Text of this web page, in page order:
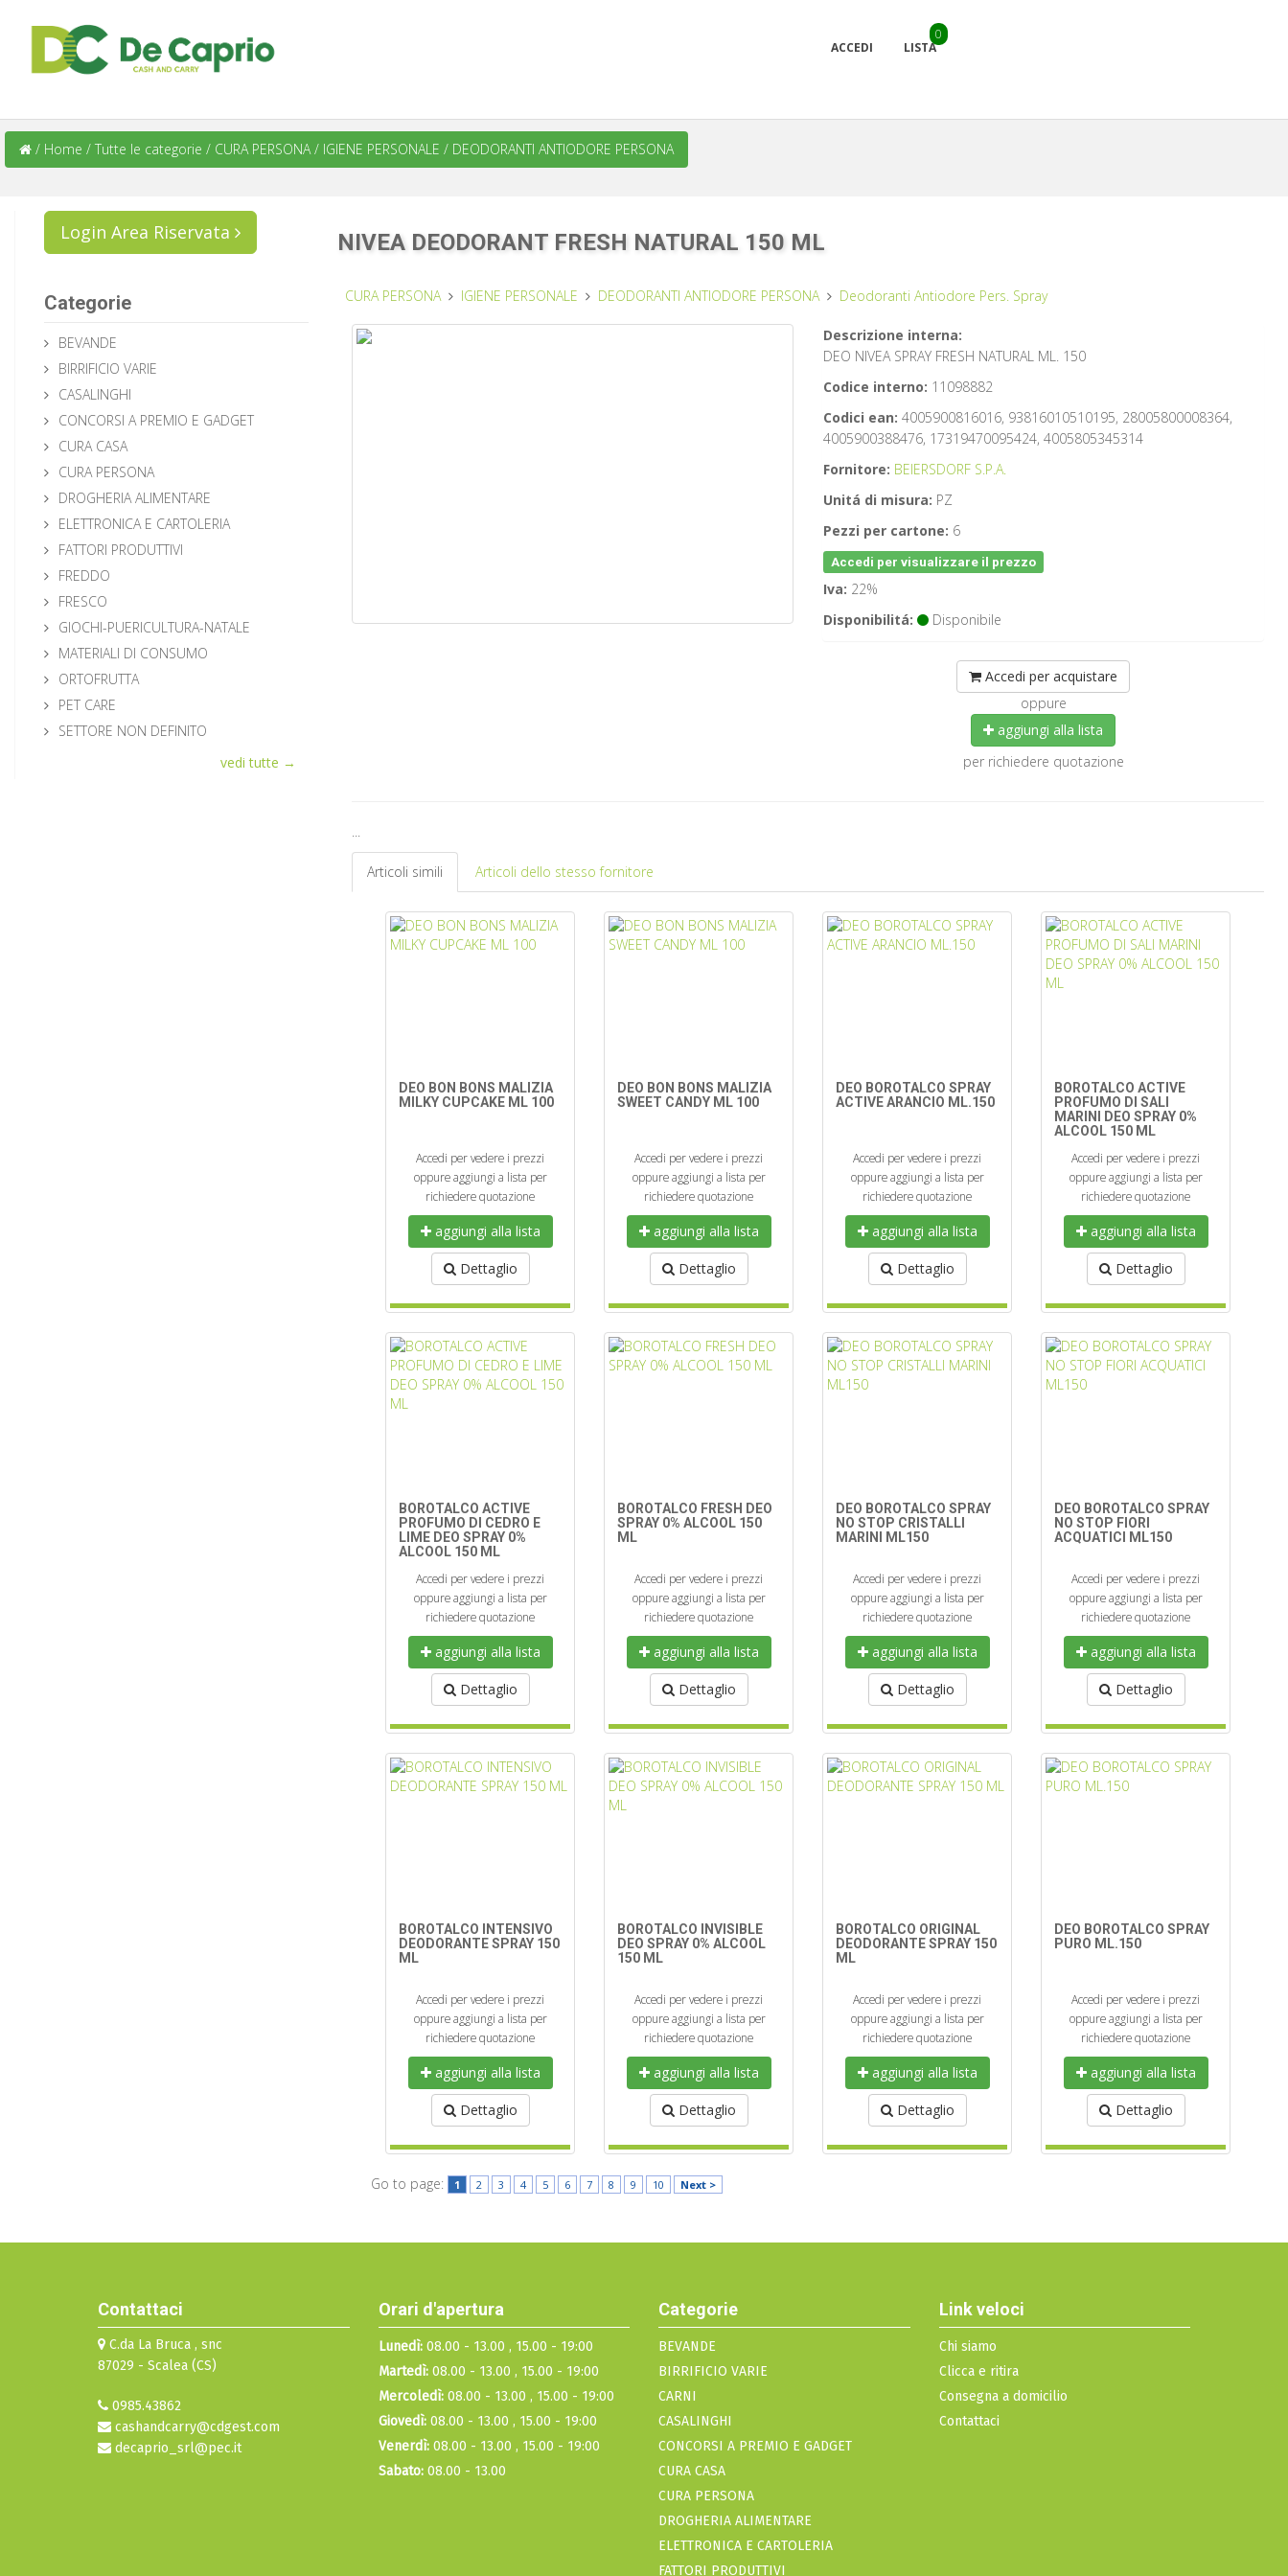
ACCEDI LISTA
0
/ Home / Tutte le categorie / CURA PERSONA/ IGIENE PERSONALE / DEODORANTI ANTIODORE PERSONA
Login Area Riservata
Categorie
BEVANDE
BIRRIFICIO VARIE
CASALINGHI
CONCORSI A PREMIO E GADGET
CURA CASA
CURA PERSONA
DROGHERIA ALIMENTARE
ELETTRONICA E CARTOLERIA
FATTORI PRODUTTIVI
FREDDO
FRESCO
GIOCHI-PUERICULTURA-NATALE
MATERIALI DI CONSUMO
ORTOFRUTTA
PET CARE
SETTORE NON DEFINITO
vedi tutte →
NIVEA DEODORANT FRESH NATURAL 150 ML
CURA PERSONA IGIENE PERSONALE DEODORANTI ANTIODORE PERSONA Deodoranti Antiodore Pers. Spray
Descrizione interna:
DEO NIVEA SPRAY FRESH NATURAL ML. 150
Codice interno: 11098882
Codici ean: 4005900816016, 93816010510195, 28005800008364,
4005900388476, 17319470095424, 4005805345314
Fornitore: BEIERSDORF S.P.A.
Unitá di misura: PZ
Pezzi per cartone: 6
Accedi per visualizzare il prezzo
Iva: 22%
Disponibilitá:
Disponibile
Accedi per acquistare
oppure
aggiungi alla lista
per richiedere quotazione
...
Articoli simili Articoli dello stesso fornitore
DEO BON BONS MALIZIA
MILKY CUPCAKE ML 100
Accedi per vedere i prezzi
oppure aggiungi a lista per
richiedere quotazione
aggiungi alla lista
Dettaglio
DEO BON BONS MALIZIA
SWEET CANDY ML 100
Accedi per vedere i prezzi
oppure aggiungi a lista per
richiedere quotazione
aggiungi alla lista
Dettaglio
DEO BOROTALCO SPRAY
ACTIVE ARANCIO ML.150
Accedi per vedere i prezzi
oppure aggiungi a lista per
richiedere quotazione
aggiungi alla lista
Dettaglio
BOROTALCO ACTIVE
PROFUMO DI SALI
MARINI DEO SPRAY 0%
ALCOOL 150 ML
Accedi per vedere i prezzi
oppure aggiungi a lista per
richiedere quotazione
aggiungi alla lista
Dettaglio
BOROTALCO ACTIVE
PROFUMO DI CEDRO E
LIME DEO SPRAY 0%
ALCOOL 150 ML
Accedi per vedere i prezzi
oppure aggiungi a lista per
richiedere quotazione
aggiungi alla lista
Dettaglio
BOROTALCO FRESH DEO
SPRAY 0% ALCOOL 150
ML
Accedi per vedere i prezzi
oppure aggiungi a lista per
richiedere quotazione
aggiungi alla lista
Dettaglio
DEO BOROTALCO SPRAY
NO STOP CRISTALLI
MARINI ML150
Accedi per vedere i prezzi
oppure aggiungi a lista per
richiedere quotazione
aggiungi alla lista
Dettaglio
DEO BOROTALCO SPRAY
NO STOP FIORI
ACQUATICI ML150
Accedi per vedere i prezzi
oppure aggiungi a lista per
richiedere quotazione
aggiungi alla lista
Dettaglio
BOROTALCO INTENSIVO
DEODORANTE SPRAY 150
ML
Accedi per vedere i prezzi
oppure aggiungi a lista per
richiedere quotazione
aggiungi alla lista
Dettaglio
BOROTALCO INVISIBLE
DEO SPRAY 0% ALCOOL
150 ML
Accedi per vedere i prezzi
oppure aggiungi a lista per
richiedere quotazione
aggiungi alla lista
Dettaglio
BOROTALCO ORIGINAL
DEODORANTE SPRAY 150
ML
Accedi per vedere i prezzi
oppure aggiungi a lista per
richiedere quotazione
aggiungi alla lista
Dettaglio
DEO BOROTALCO SPRAY
PURO ML.150
Accedi per vedere i prezzi
oppure aggiungi a lista per
richiedere quotazione
aggiungi alla lista
Dettaglio
Go to page: 1 2 3 4 5 6 7 8 9 10 Next >
Contattaci
C.da La Bruca , snc
87029 - Scalea (CS)
0985.43862
cashandcarry@cdgest.com
decaprio_srl@pec.it
Orari d'apertura
Lunedì:08.00 - 13.00 , 15.00 - 19:00
Martedì:08.00 - 13.00 , 15.00 - 19:00
Mercoledì:08.00 - 13.00 , 15.00 - 19:00
Giovedì:08.00 - 13.00 , 15.00 - 19:00
Venerdì:08.00 - 13.00 , 15.00 - 19:00
Sabato:08.00 - 13.00
Categorie
BEVANDE
BIRRIFICIO VARIE
CARNI
CASALINGHI
CONCORSI A PREMIO E GADGET
CURA CASA
CURA PERSONA
DROGHERIA ALIMENTARE
ELETTRONICA E CARTOLERIA
FATTORI PRODUTTIVI
Link veloci
Chi siamo
Clicca e ritira
Consegna a domicilio
Contattaci